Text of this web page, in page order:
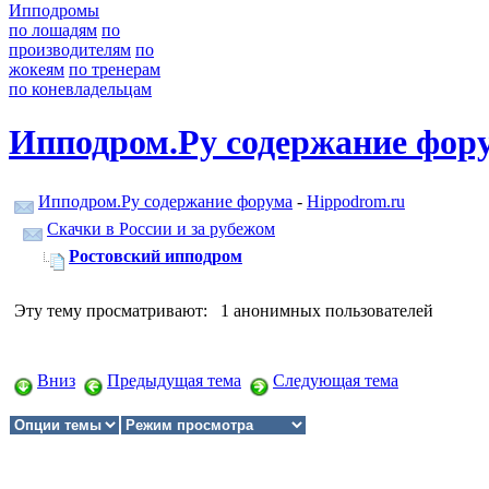
Ипподромы
по лошадям по
производителям по
жокеям по тренерам
по коневладельцам
Ипподром.Ру содержание
Ипподром.Ру содержание форума - Hippodrom.ru
Скачки в России и за рубежом
Ростовский ипподром
Эту тему просматривают: 1 анонимных пользователей
Вниз Предыдущая тема Следующая тема